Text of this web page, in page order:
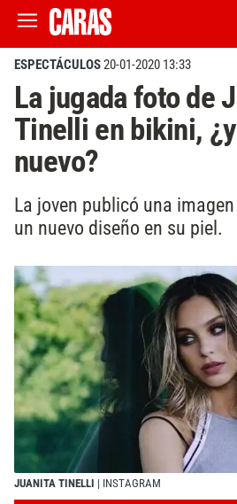
ESPECTÁCULOS20-01-2020 13:33
La jugada foto de
Tinelli en bikini,
nuevo?
La joven publicó una
un nuevo diseño en su piel.
JUANITA TINELLI | INSTAGRAM